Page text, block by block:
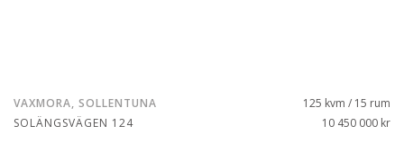
VAXMORA, SOLLENTUNA
SOLÄNGSVÄGEN 124
125 kvm / 15 rum
10 450 000 kr